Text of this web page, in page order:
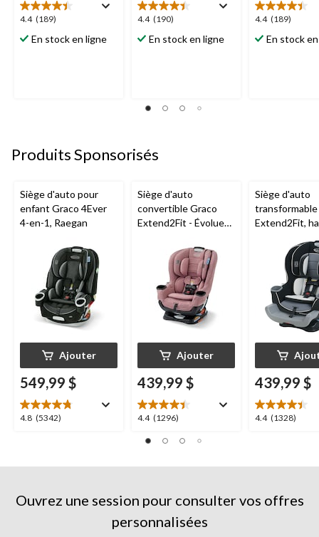
4.4 (189)
4.4
étoile(s)
sur
En stock en ligne
4.4 (190)
4.4
étoile(s)
sur
En stock en ligne
4.4 (189)
4.4
étoile(s)
sur
En stock
Produits Sponsorisés
Siège d'auto pour
enfant Graco 4Ever
4-en-1, Raegan
Ajouter
549,99 $
4.8 (5342)
4.8
Siège d'auto
convertible Graco
Extend2Fit - Évolue
avec l'enfant, de
l'orientation vers
l'arrière à l'orientation
vers l'avant, 1,8-30 kg
(4-65 lb), Talia
Ajouter
439,99 $
4.4 (1296)
4.4
sur
Siège d'auto
transformable
Extend2Fit,
et l'avant,
439,99 $
4.4 (1328)
4.4
Ouvrez une session pour consulter vos offres
personnalisées